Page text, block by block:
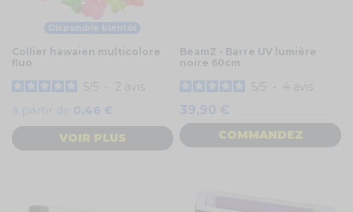
Disponible bientôt
Collier hawaien multicolore
fluo
5 5 - 2 avis
à partir de 0,46 €
VOIR PLUS
BeamZ - Barre UV lumière
noire 60cm
5 5 - 4 avis
39,90 €
COMMANDEZ